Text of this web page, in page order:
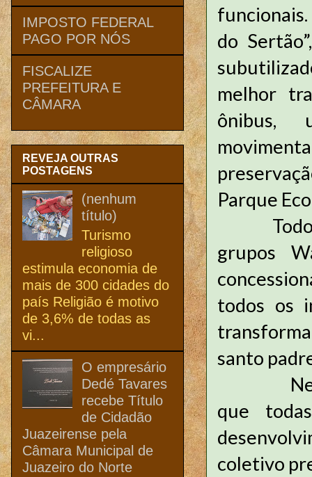
do
melhor
ônibus,
Parque
Todos
grupos
todos os
santo
Neste
que
coletivo
IMPOSTO FEDERAL
PAGO POR NÓS
FISCALIZE
PREFEITURA E
CÂMARA
REVEJA OUTRAS
POSTAGENS
(nenhum
título)
Turismo
religioso
estimula economia de
mais de 300 cidades do
país Religião é motivo
de 3,6% de todas as
vi...
O empresário
Dedé Tavares
recebe Título
de Cidadão
Juazeirense pela
Câmara Municipal de
Juazeiro do Norte